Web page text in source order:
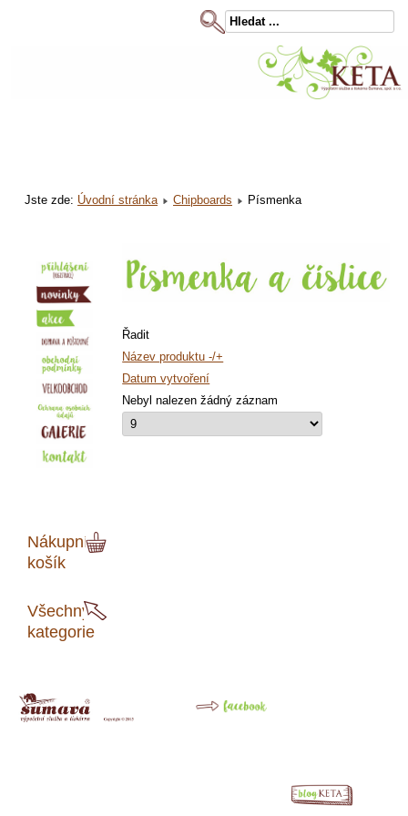
Jste zde: Úvodní stránka Chipboards Písmenka
Nákupní
košík
Všechny
kategorie
Řadit
Název produktu -/+
Datum vytvoření
Nebyl nalezen žádný záznam